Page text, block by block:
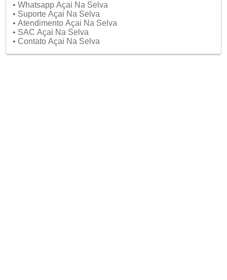
• Whatsapp Açai Na Selva
• Suporte Açai Na Selva
• Atendimento Açai Na Selva
• SAC Açai Na Selva
• Contato Açai Na Selva